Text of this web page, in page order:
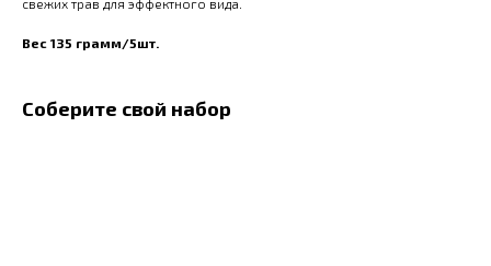
свежих трав для эффектного вида.
Вес 135 грамм/5шт.
Соберите свой набор